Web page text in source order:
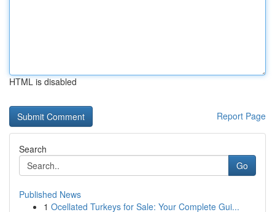
HTML is disabled
Report Page
Search
Go
Published News
1 Ocellated Turkeys for Sale: Your Complete Gui...